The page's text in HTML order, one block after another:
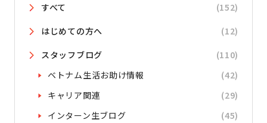
すべて
(152)
はじめての方へ
(12)
スタッフブログ
(110)
ベトナム生活お助け情報
(42)
キャリア関連
(29)
インターン生ブログ
(45)